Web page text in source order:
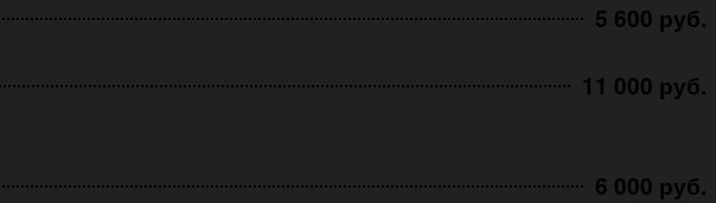
5 600 руб.
11 000 руб.
6 000 руб.